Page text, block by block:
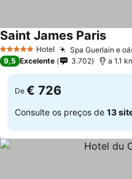
5 Estrelas Hotel Spa Guerlain e
Saint James Paris
9,5 Excelente 3.702 a 1.1
De € 726
Consulte os preços de 13